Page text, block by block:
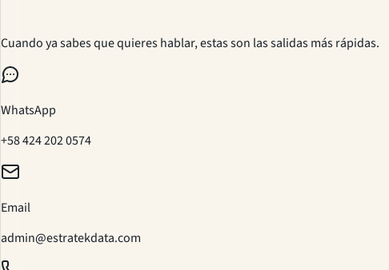
Cuando ya sabes que quieres hablar, estas son las salidas más rápidas.
WhatsApp
+58 424 202 0574
Email
admin@estratekdata.com